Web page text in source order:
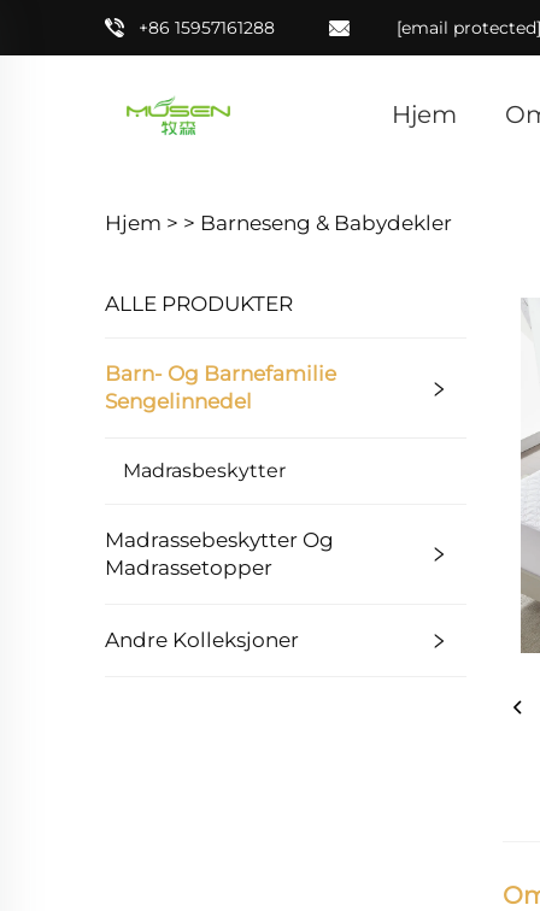
+86 15957161288 [email protected]
Hjem
Hjem > > Barneseng & Babydekler
ALLE PRODUKTER
Barn- Og Barnefamilie
Sengelinnedel
Madrasbeskytter
Madrassebeskytter Og
Madrassetopper
Andre Kolleksjoner